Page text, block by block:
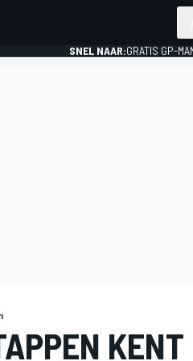
SNEL NAAR:GRATIS GP-